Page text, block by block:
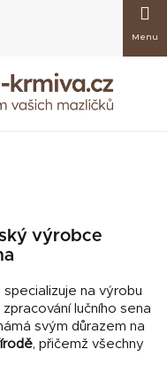
košík
výrobce
na výrobu
lučního sena
svým důrazem na
, přičemž všechny